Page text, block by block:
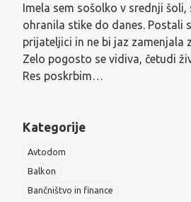
Imela sem sošolko v srednji šoli,
ohranila stike do danes. Postali
prijateljici in ne bi jaz zamenjala
Zelo pogosto se vidiva, četudi
Res poskrbim…
Kategorije
Avtodom
Balkon
Bančništvo in finance